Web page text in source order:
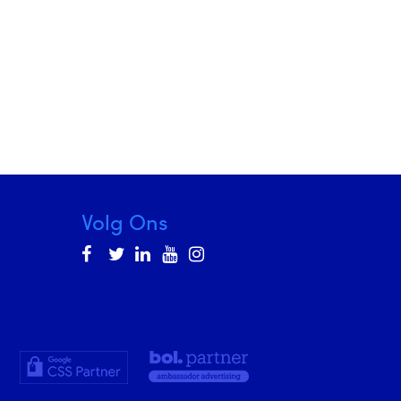
Volg Ons